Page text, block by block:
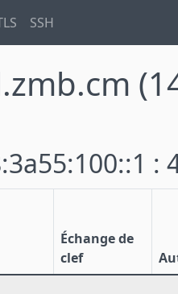
SSH
:
Échange de
clef